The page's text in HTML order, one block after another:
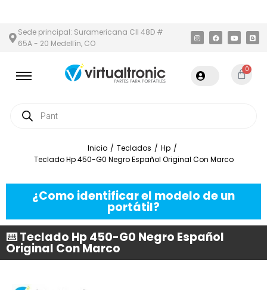
Sede principal: Suramericana Cll 48D #
65A - 20 Medellín, CO
0
Inicio / Teclados / Hp /
Teclado Hp 450-G0 Negro Español Original Con Marco
¿Como identificar el modelo de un
portátil?
⌨️ Teclado Hp 450-G0 Negro Español
Original Con Marco